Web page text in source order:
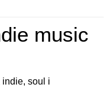
music
indie, soul i